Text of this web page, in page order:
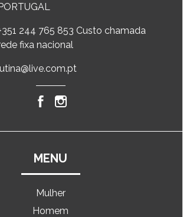
244 765 853 Custo chamada
fixa nacional
MENU
Mulher
Homem